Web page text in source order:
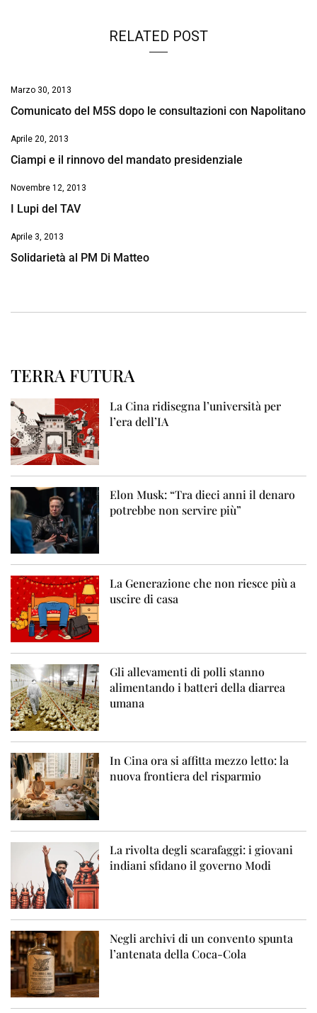
RELATED POST
Marzo 30, 2013
Comunicato del M5S dopo le consultazioni con Napolitano
Aprile 20, 2013
Ciampi e il rinnovo del mandato presidenziale
Novembre 12, 2013
I Lupi del TAV
Aprile 3, 2013
Solidarietà al PM Di Matteo
TERRA FUTURA
La Cina ridisegna l’università per
l’era dell’IA
Elon Musk: “Tra dieci anni il denaro
potrebbe non servire più”
La Generazione che non riesce più a
uscire di casa
Gli allevamenti di polli stanno
alimentando i batteri della diarrea
umana
In Cina ora si affitta mezzo letto: la
nuova frontiera del risparmio
La rivolta degli scarafaggi: i giovani
indiani sfidano il governo Modi
Negli archivi di un convento spunta
l’antenata della Coca-Cola